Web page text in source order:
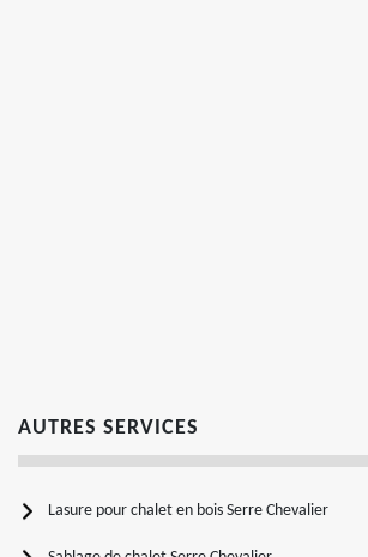
AUTRES SERVICES
Lasure pour chalet en bois Serre Chevalier